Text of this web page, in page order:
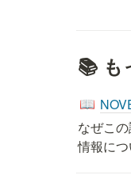
📚 も
📖
なぜこ
情報に